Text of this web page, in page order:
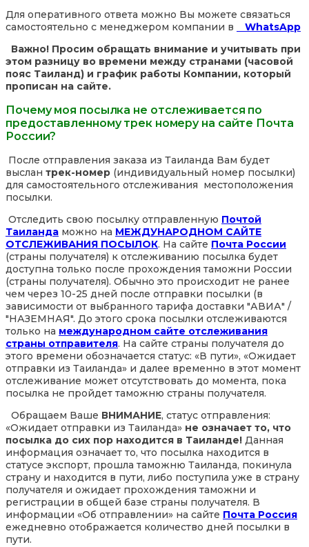
Для оперативного ответа можно Вы можете связаться
самостоятельно с менеджером компании в
WhatsApp
Важно! Просим обращать внимание и учитывать при
этом разницу во времени между странами (часовой
пояс Таиланд) и график работы Компании, который
прописан на сайте.
Почему моя посылка не отслеживается по
предоставленному трек номеру на сайте Почта
России?
После отправления заказа из Таиланда Вам будет
выслан трек-номер (индивидуальный номер посылки)
для самостоятельного отслеживания местоположения
посылки.
Отследить свою посылку отправленную Почтой
Таиланда можно на МЕЖДУНАРОДНОМ САЙТЕ
ОТСЛЕЖИВАНИЯ ПОСЫЛОК. На сайте Почта России
(страны получателя) к отслеживанию посылка будет
доступна только после прохождения таможни России
(страны получателя). Обычно это происходит не ранее
чем через 10-25 дней после отправки посылки (в
зависимости от выбранного тарифа доставки "АВИА" /
"НАЗЕМНАЯ". До этого срока посылки отслеживаются
только на международном сайте отслеживания
страны отправителя. На сайте страны получателя до
этого времени обозначается статус: «В пути», «Ожидает
отправки из Таиланда» и далее временно в этот момент
отслеживание может отсутствовать до момента, пока
посылка не пройдет таможню страны получателя.
Обращаем Ваше ВНИМАНИЕ, статус отправления:
«Ожидает отправки из Таиланда» не означает то, что
посылка до сих пор находится в Таиланде! Данная
информация означает то, что посылка находится в
статусе экспорт, прошла таможню Таиланда, покинула
страну и находится в пути, либо поступила уже в страну
получателя и ожидает прохождения таможни и
регистрации в общей базе страны получателя. В
информации «Об отправлении» на сайте Почта Россия
ежедневно отображается количество дней посылки в
пути.